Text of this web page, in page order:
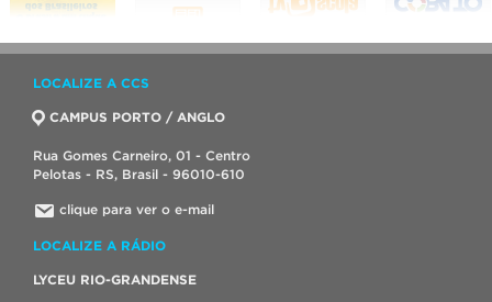
LOCALIZE A CCS
CAMPUS PORTO / ANGLO
Rua Gomes Carneiro, 01 - Centro
Pelotas - RS, Brasil - 96010-610
clique para ver o e-mail
LOCALIZE A RÁDIO
LYCEU RIO-GRANDENSE